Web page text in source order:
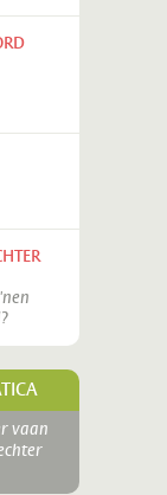
vaan